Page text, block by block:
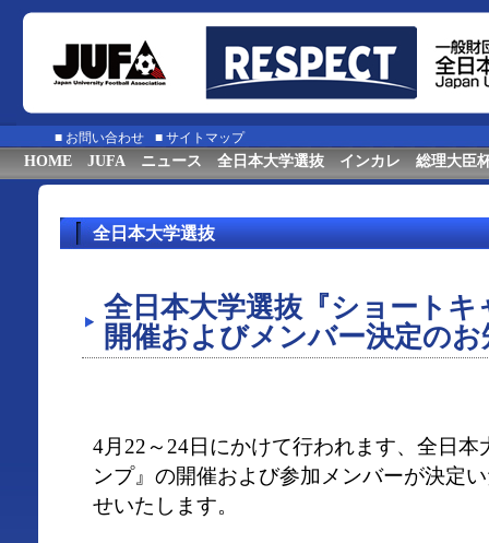
■ お問い合わせ ■ サイトマップ
HOME JUFA ニュース 全日本大学選抜 インカレ 総理大臣
全日本大学選抜
全日本大学選抜『ショートキ
開催およびメンバー決定の
4月22～24日にかけて行われます、全日
ンプ』の開催および参加メンバーが決定
せいたします。